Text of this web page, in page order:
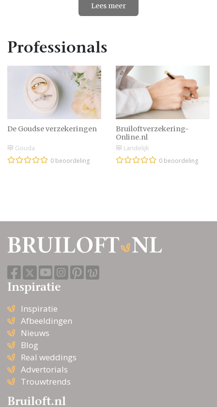
Professionals
De Goudse verzekeringen
Gouda
0 beoordeling
Bruiloftverzekering-
Online.nl
Landelijk
0 beoordeling
Lees meer
Inspiratie
Inspiratie
Afbeeldingen
Nieuws
Blog
Real weddings
Advertorials
Trouwtrends
Bruiloft.nl